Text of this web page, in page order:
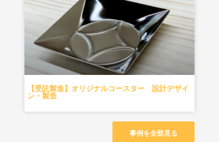
【受託製造】オリジナルコースター 設計デザイ
ン・製造
事例を全部見る